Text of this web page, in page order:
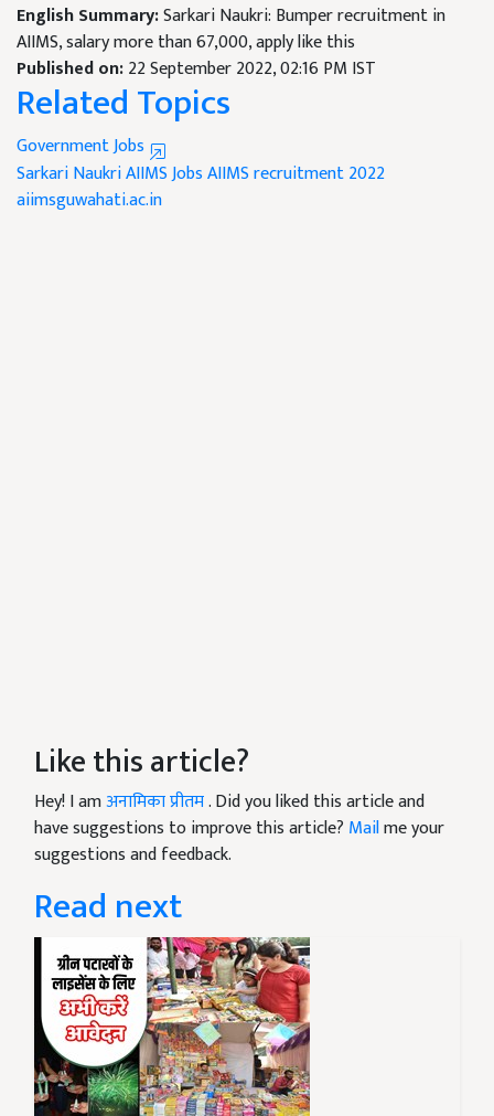
English Summary:Sarkari Naukri: Bumper recruitment in
AIIMS, salary more than 67,000, apply like this
Published on:22 September 2022, 02:16 PM IST
Related Topics
Government Jobs
Sarkari NaukriAIIMS JobsAIIMS recruitment 2022
aiimsguwahati.ac.in
Like this article?
Hey! I amअनामिका प्रीतम. Did you liked this article and
have suggestions to improve this article? Mailme your
suggestions and feedback.
Read next